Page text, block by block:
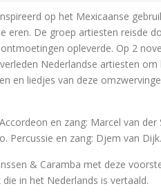
op het Mexicaanse
eren. De groep artiesten reisde
opleverde. Op 2
Nederlandse artiesten
en liedjes van deze
en zang: Marcel van
Percussie en zang: Djem van Dijk.
& Caramba met deze
in het Nederlands is vertaald.